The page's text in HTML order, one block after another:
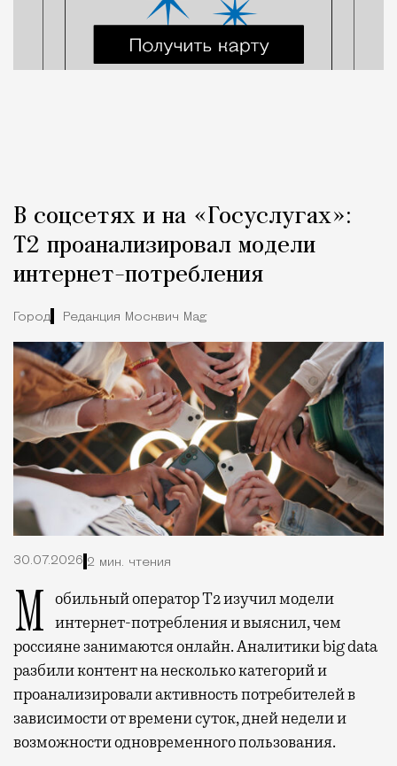
В соцсетях и на «Госуслугах»:
Т2 проанализировал модели
интернет-потребления
Город Редакция Москвич Mag
30.07.2026 2 мин. чтения
Мобильный оператор Т2 изучил модели интернет-потребления и выяснил, чем
россияне занимаются онлайн. Аналитики big data
разбили контент на несколько категорий и
проанализировали активность потребителей в
зависимости от времени суток, дней недели и
возможности одновременного пользования.